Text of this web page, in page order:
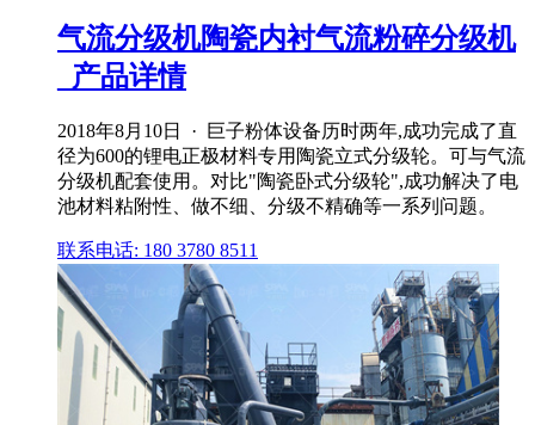
气流分级机陶瓷内衬气流粉碎分级机
_产品详情
2018年8月10日 · 巨子粉体设备历时两年,成功完成了直
径为600的锂电正极材料专用陶瓷立式分级轮。可与气流
分级机配套使用。对比"陶瓷卧式分级轮",成功解决了电
池材料粘附性、做不细、分级不精确等一系列问题。
联系电话: 180 3780 8511